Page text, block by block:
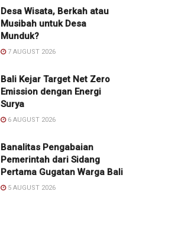
Desa Wisata, Berkah atau
Musibah untuk Desa
Munduk?
7 AUGUST 2026
Bali Kejar Target Net Zero
Emission dengan Energi
Surya
6 AUGUST 2026
Banalitas Pengabaian
Pemerintah dari Sidang
Pertama Gugatan Warga Bali
5 AUGUST 2026